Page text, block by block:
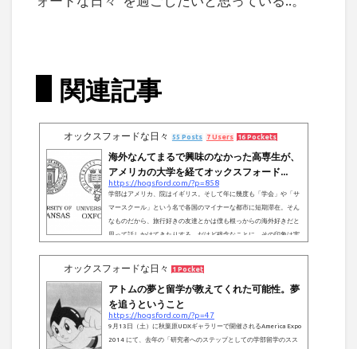
関連記事
オックスフォードな日々 55 Posts 7 Users 16 Pockets
海外なんてまるで興味のなかった高専生が、
アメリカの大学を経てオックスフォード...
https://hogsford.com/?p=858
学部はアメリカ、院はイギリス。そして年に幾度も「学会」や「サ
マースクール」という名で各国のマイナーな都市に短期滞在。そん
なものだから、旅行好きの友達とかは僕も根っからの海外好きだと
思って話しかけてきたりする。だけど残念なことに、その印象は実
に差し掛かる。先日パソコンの整理をしていたら、2012年の「第1
回カガクシャ・ネット総会」で、留学を考えている学生に向けて作
ったスライドが出て...
オックスフォードな日々 1 Pocket
アトムの夢と留学が教えてくれた可能性。夢
を追うということ
https://hogsford.com/?p=47
9月13日（土）に秋葉原UDXギャラリーで開催されるAmerica Expo
2014 にて、去年の「研究者へのステップとしての学部留学のスス